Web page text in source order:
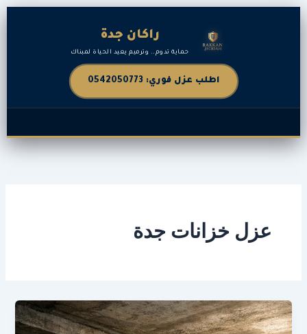
تخطي
راكان جدة
حماية تدوم.. وترميم يعيد الحياة لمبناك
اطلب عزل فوري: 0542050773
عزل خزانات جدة